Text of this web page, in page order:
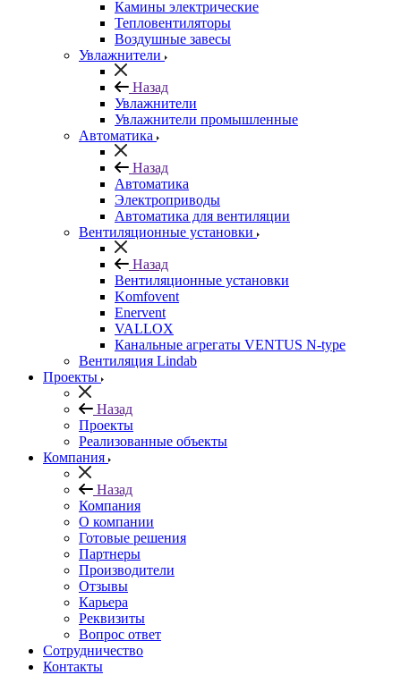
Камины электрические
Тепловентиляторы
Воздушные завесы
Увлажнители
Назад
Увлажнители
Увлажнители промышленные
Автоматика
Назад
Автоматика
Электроприводы
Автоматика для вентиляции
Вентиляционные установки
Назад
Вентиляционные установки
Komfovent
Enervent
VALLOX
Канальные агрегаты VENTUS N-type
Вентиляция Lindab
Проекты
Назад
Проекты
Реализованные объекты
Компания
Назад
Компания
О компании
Готовые решения
Партнеры
Производители
Отзывы
Карьера
Реквизиты
Вопрос ответ
Сотрудничество
Контакты